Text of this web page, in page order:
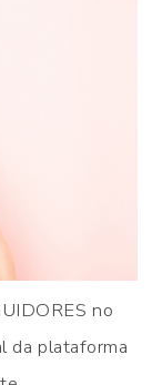
no
da plataforma